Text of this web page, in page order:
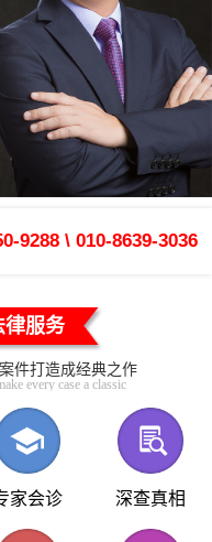
9288 \ 010-8639-3036
律服务
件打造成经典之作
every case a classic
家会诊 深查真相